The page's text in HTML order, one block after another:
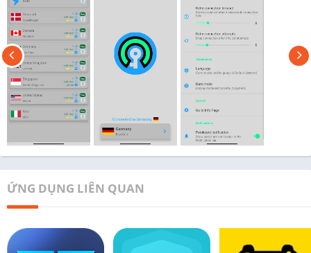
ỨNG DỤNG LIÊN QUAN